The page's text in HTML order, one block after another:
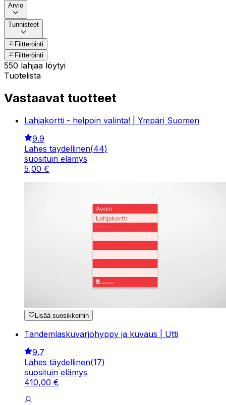
Arvio
Tunnisteet
Filtteröinti
Filtteröinti
550 lahjaa löytyi
Tuotelista
Vastaavat tuotteet
Lahjakortti - helpoin valinta! | Ympäri Suomen
9.9
Lähes täydellinen(44)
suosituin elämys
5,00 €
Lisää suosikkeihin
Tandemlaskuvarjohyppy ja kuvaus | Utti
9.7
Lähes täydellinen(17)
suosituin elämys
410,00 €